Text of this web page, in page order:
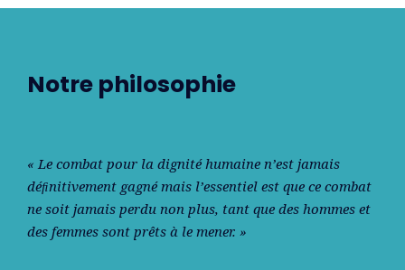
Notre philosophie
« Le combat pour la dignité humaine n’est jamais
déﬁnitivement gagné mais l’essentiel est que ce combat
ne soit jamais perdu non plus, tant que des hommes et
des femmes sont prêts à le mener. »